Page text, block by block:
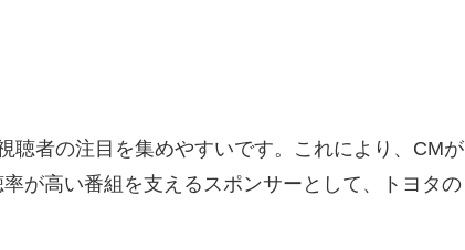
聴者の注目を集めやすいです。これにより、CMが
が高い番組を支えるスポンサーとして、トヨタの